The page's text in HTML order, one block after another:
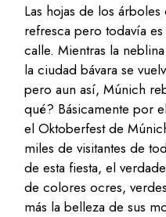
Las hojas de los
refresca pero todavía
calle. Mientras la
la ciudad bávara se
pero aun así, Múnich
qué? Básicamente por
el Oktoberfest de
miles de visitantes de
de esta fiesta, el
de colores ocres,
más la belleza de sus